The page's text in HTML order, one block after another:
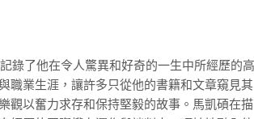
職業生涯，讓許多只從他的書籍和文章窺見其
觀以奮力求存和保持堅毅的故事。馬凱碩在描